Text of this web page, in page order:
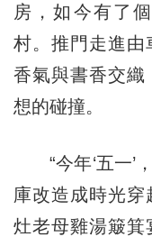
房，如今有了
村。推門走進由
香氣與書香交織
想的碰撞。
“今年‘五一’
庫改造成時光穿
灶老母雞湯簸箕